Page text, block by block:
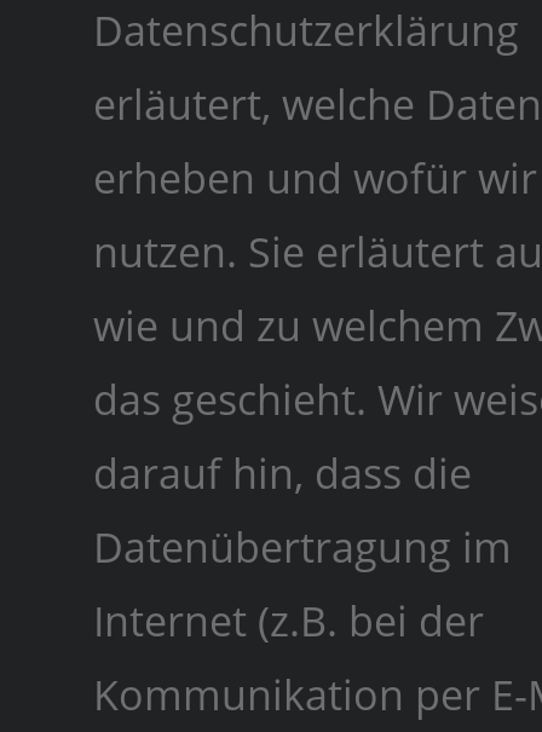
Datenschutzerklärung
erläutert, welche
erheben und wofür
nutzen. Sie erläutert
wie und zu welchem
das geschieht. Wir
darauf hin, dass die
Datenübertragung im
Internet (z.B. bei der
Kommunikation per E-